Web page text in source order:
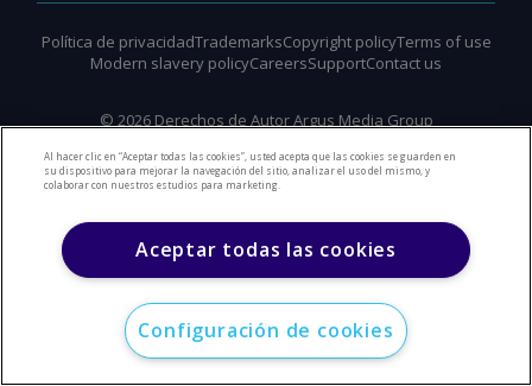
© 2026 Derechos de Autor Argus Media Group
Política de privacidadTrademarksCopyright policyTerms of use
Modern slavery policyCareersSupportContact us
Al hacer clic en “Aceptar todas las cookies”, usted acepta que las cookies se guarden en
su dispositivo para mejorar la navegación del sitio, analizar el uso del mismo, y
colaborar con nuestros estudios para marketing.
Aceptar todas las cookies
Configuración de cookies